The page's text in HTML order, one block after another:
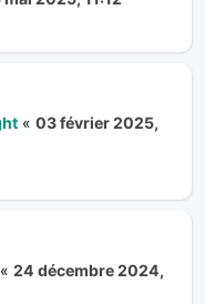
« 03 février 2025,
« 24 décembre 2024,